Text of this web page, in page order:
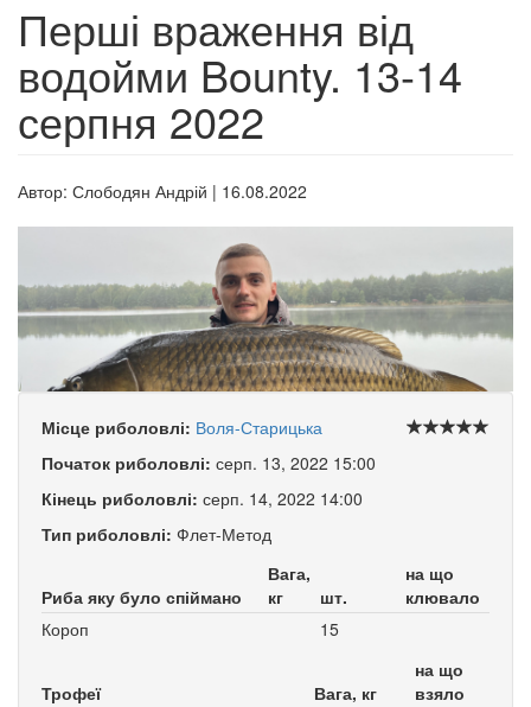
Перші враження від
водойми Bounty. 13-14
серпня 2022
Автор: Слободян Андрій | 16.08.2022
Місце риболовлі: Воля-Старицька
Початок риболовлі: серп. 13, 2022 15:00
Кінець риболовлі: серп. 14, 2022 14:00
Тип риболовлі: Флет-Метод
Риба яку було спіймано
Вага,
кг
шт.
на що
клювало
Короп
15
Трофеї Вага, кг
на що
взяло